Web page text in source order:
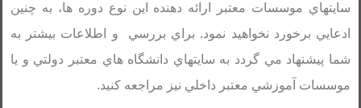
سايتهاي موسسات معتبر ارائه دهنده اين نوع دوره ها، به چنين
ادعايي برخورد نخواهيد نمود. براي بررسي و اطلاعات بیشتر به
شما پيشنهاد مي گردد به سايتهاي دانشگاه هاي معتبر دولتي و يا
موسسات آموزشي معتبر داخلي نيز مراجعه کنيد.